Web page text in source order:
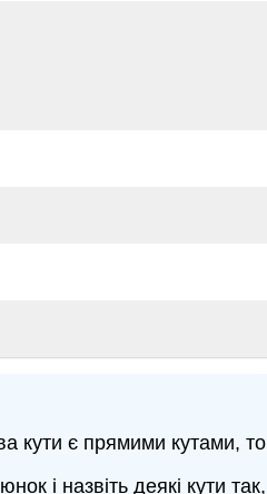
кути є прямими кутами,
і назвіть деякі кути